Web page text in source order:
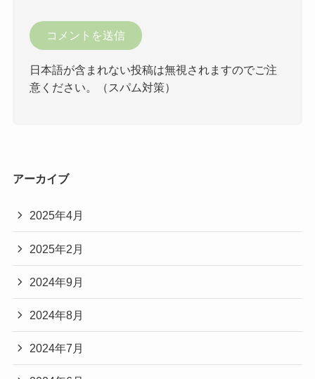
日本語が含まれない投稿は無視されますのでご注
意ください。（スパム対策）
アーカイブ
2025年4月
2025年2月
2024年9月
2024年8月
2024年7月